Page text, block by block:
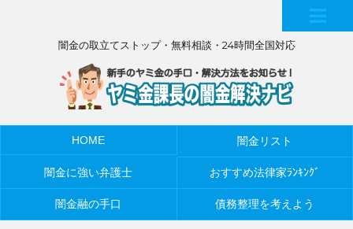
闇金の取立てストップ・無料相談・24時間全国対応
HOME 闇金リスト
闇金に強い弁護士 おすすめ法律家ﾗﾝｷﾝｸﾞ
闇金融の手口 債務整理を考えよう